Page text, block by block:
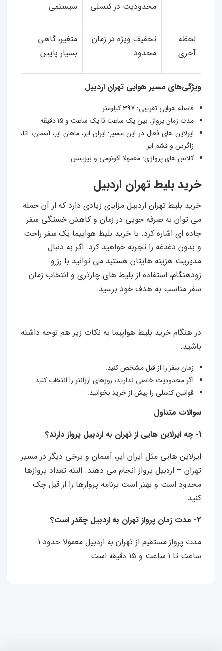
محدودیت در کنسلی
سیستمی
لحظه
آخری
تخفیف ویژه در زمان
محدود
متغیر، گاهی
بسیار پایین
ویژگی‌های مسیر هوایی تهران اردبیل
فاصله هوایی تقریبی: 397 کیلومتر
مدت زمان پرواز: بین یک ساعت تا یک ساعت و 15 دقیقه
ایرلاین های فعال در این مسیر: ایران ایر، ماهان ایر، آسمان، آتا،
زاگرس و قشم ایر
کلاس های پروازی: معمولا اکونومی و بیزینس
خرید بلیط تهران اردبیل
خرید بلیط تهران اردبیل مزایای زیادی دارد که از آن جمله
می توان به صرفه‌ جویی در زمان و کاهش خستگی سفر
جاده‌ ای اشاره کرد. با خرید بلیط هواپیما یک سفر راحت
و بدون دغدغه را تجربه خواهید کرد. اگر به دنبال
مدیریت هزینه هایتان هستید می توانید با رزرو
زودهنگام، استفاده از بلیط های چارتری و انتخاب زمان
سفر مناسب به هدف خود برسید.
در هنگام خرید بلیط هواپیما به نکات زیر هم توجه داشته
باشید.
زمان سفر را از قبل مشخص کنید.
اگر محدودیت خاصی ندارید، روزهای ارزانتر را انتخاب کنید.
قوانین کنسلی را پیش از خرید بخوانید.
سوالات متداول
1- چه ایرلاین‌ هایی از تهران به اردبیل پرواز دارند؟
ایرلاین‌ هایی مثل ایران‌ ایر، آسمان و برخی دیگر در مسیر
تهران – اردبیل پرواز انجام می‌ دهند. البته تعداد پروازها
محدود است و بهتر است برنامه پروازها را از قبل چک
کنید.
2- مدت زمان پرواز تهران به اردبیل چقدر است؟
مدت پرواز مستقیم از تهران به اردبیل معمولا حدود ۱
ساعت تا ۱ ساعت و ۱۵ دقیقه است.